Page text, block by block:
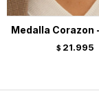
Medalla Corazon
$ 21.995